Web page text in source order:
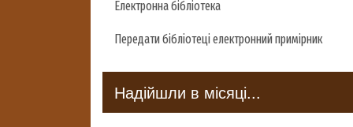
Електронна бібліотека
Передати бібліотеці електронний примірник
Надійшли в місяці...